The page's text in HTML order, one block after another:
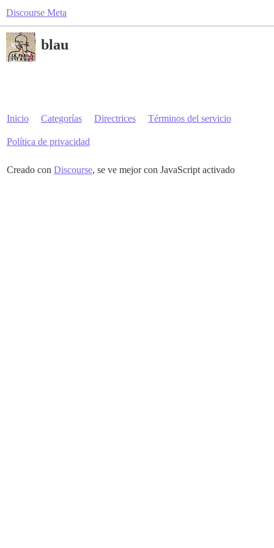
Discourse Meta
blau
Inicio Categorías Directrices Términos del servicio
Política de privacidad
Creado con Discourse, se ve mejor con JavaScript activado